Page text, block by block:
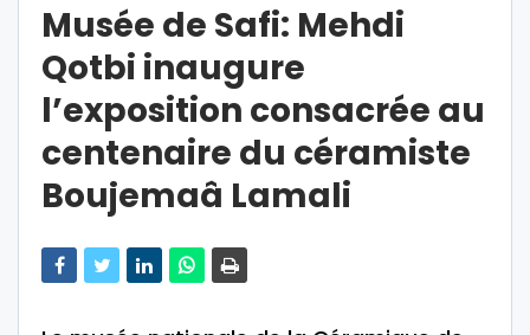
Musée de Safi: Mehdi
Qotbi inaugure
l’exposition consacrée au
centenaire du céramiste
Boujemaâ Lamali